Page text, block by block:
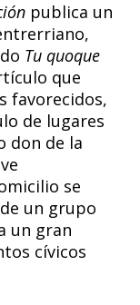
publica un
Tu quoque
que
favorecidos,
de lugares
don de la
se
un grupo
un gran
cívicos